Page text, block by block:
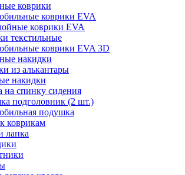
коврики
коврики EVA
коврики EVA
текстильные
коврики EVA 3D
накидки
из алькантары
накидки
на спинку сидения
подголовник (2 шт.)
подушка
коврикам
лапка